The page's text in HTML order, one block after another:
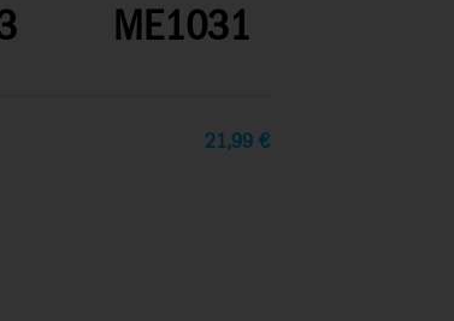
ME1031
21,99€